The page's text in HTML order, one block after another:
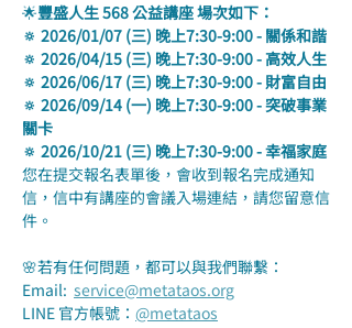
🌟豐盛人生 568 公益講座 場次如下：
🔅 2026/01/07 (三) 晚上7:30-9:00 - 關係和諧
🔅 2026/04/15 (三) 晚上7:30-9:00 - 高效人生
🔅 2026/06/17 (三) 晚上7:30-9:00 - 財富自由
🔅 2026/09/14 (一) 晚上7:30-9:00 - 突破事業
關卡
🔅 2026/10/21 (三) 晚上7:30-9:00 - 幸福家庭
您在提交報名表單後，會收到報名完成通知
信，信中有講座的會議入場連結，請您留意信
件。
🌸若有任何問題，都可以與我們聯繫：
Email: service@metataos.org
LINE 官方帳號： @metataos